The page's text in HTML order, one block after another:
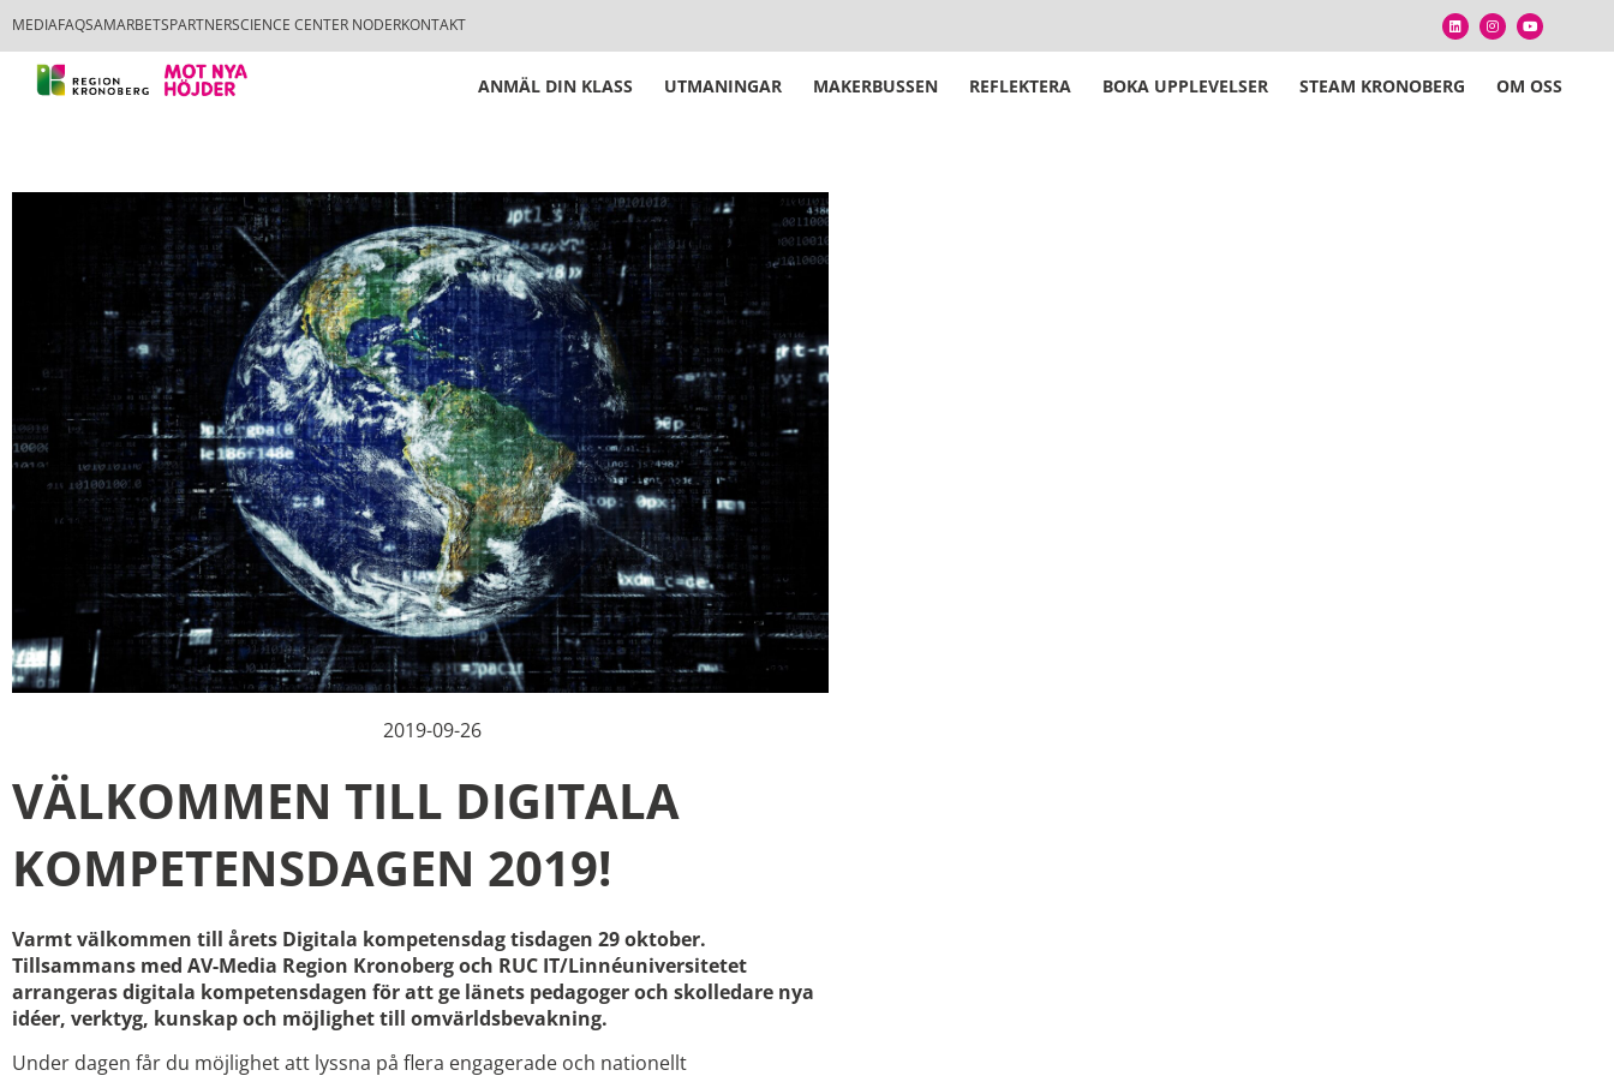
MEDIAFAQSAMARBETSPARTNERSCIENCE CENTER NODERKONTAKT
ANMÄL DIN KLASS UTMANINGAR MAKERBUSSEN REFLEKTERA BOKA UPPLEVELSER STEAM KRONOBERG OM OSS
2019-09-26
VÄLKOMMEN TILL DIGITALA
KOMPETENSDAGEN 2019!
Varmt välkommen till årets Digitala kompetensdag tisdagen 29 oktober.
Tillsammans med AV-Media Region Kronoberg och RUC IT/Linnéuniversitetet
arrangeras digitala kompetensdagen för att ge länets pedagoger och skolledare nya
idéer, verktyg, kunskap och möjlighet till omvärldsbevakning.
Under dagen får du möjlighet att lyssna på flera engagerade och nationellt